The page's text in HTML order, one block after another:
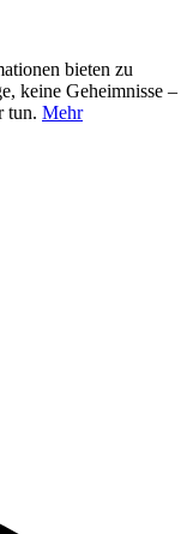
bieten zu
keine Geheimnisse –
tun. Mehr